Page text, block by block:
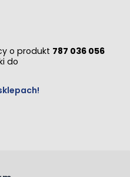
o produkt 787 036 056
do